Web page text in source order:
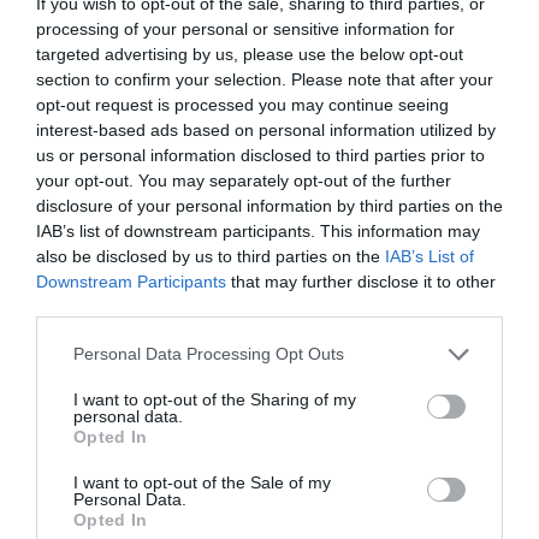
processing of your personal or sensitive information for
targeted advertising by us, please use the below opt-out
section to confirm your selection. Please note that after your
opt-out request is processed you may continue seeing
interest-based ads based on personal information utilized by
us or personal information disclosed to third parties prior to
your opt-out. You may separately opt-out of the further
disclosure of your personal information by third parties on the
IAB’s list of downstream participants. This information may
also be disclosed by us to third parties on the IAB’s List of
Downstream Participants that may further disclose it to other
Please note that this website/app uses one or more Google
not limited to your visit or usage behaviour. You may click to
grant or deny consent to Google and its third-party tags to
use your data for below specified purposes in below Google
consent section.
Personal Data Processing Opt Outs
I want to opt-out of the Sharing of my
personal data.
Opted In
I want to opt-out of the Sale of my
Personal Data.
Opted In
κυκλοφορίας και στη μείωση της αίσθησης βάρους και
κόπωσης στα πόδια.
Η πυκνή πλέξη 140 Den προσφέρει αυξημένη ανθεκτικότητα
και άνεση στην καθημερινή χρήση, ενώ η εφαρμογή κάτω
γόνατος αποτελεί πρακτική επιλογή για εργασία, πολύωρη
ορθοστασία, καθιστική εργασία, μετακινήσεις και ταξίδια. Οι
κάλτσες Lady Gloria 18 είναι κατάλληλες για πρόληψη
φλεβικών προβλημάτων και για γυναίκες που επιθυμούν να
διατηρούν τα πόδια τους ξεκούραστα και άνετα καθ’ όλη τη
διάρκεια της ημέρας.
ΣΧΕΤΙΚΆ ΠΡΟΪΌΝΤΑ